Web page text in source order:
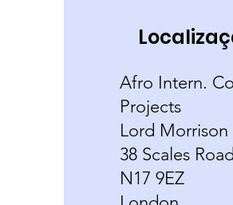
Afro Intern.
Projects
Lord Morrison
38 Scales
N17 9EZ